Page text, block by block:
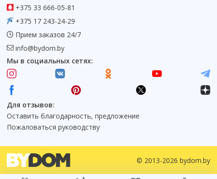
+375 33 666-05-81
+375 17 243-24-29
Прием заказов 24/7
info@bydom.by
Мы в социальных сетях:
Для отзывов:
Оставить благодарность, предложение
Пожаловаться руководству
© 2013-2026 bydom.by